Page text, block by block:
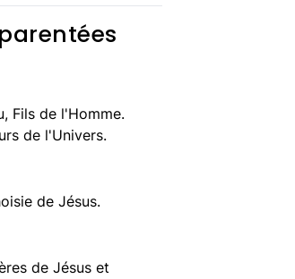
Fils de l'Homme.
de l'Univers.
de Jésus.
de Jésus et